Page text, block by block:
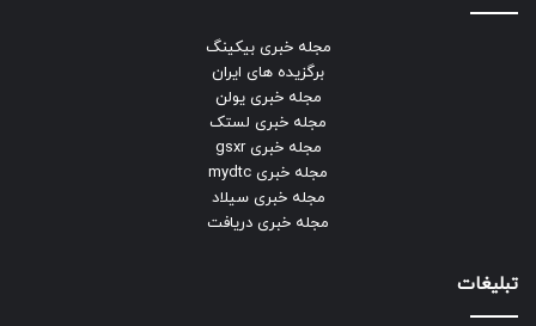
مجله خبری بیکینگ
برگزیده های ایران
مجله خبری یولن
مجله خبری لستک
مجله خبری gsxr
مجله خبری mydtc
مجله خبری سیلاد
مجله خبری دریافت
تبلیغات